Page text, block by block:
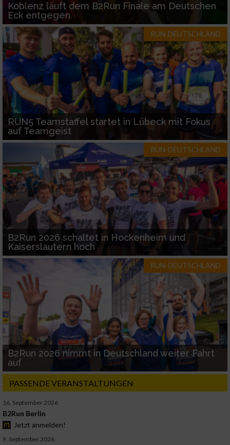
Koblenz läuft dem B2Run Finale am Deutschen
Eck entgegen
RUN-DEUTSCHLAND
RUN5 Teamstaffel startet in Lübeck mit Fokus
auf Teamgeist
RUN-DEUTSCHLAND
B2Run 2026 schaltet in Hockenheim und
Kaiserslautern hoch
RUN-DEUTSCHLAND
B2Run 2026 nimmt in Deutschland weiter Fahrt
auf
PASSENDE VERANSTALTUNGEN
16. September 2026
B2Run Berlin
Jetzt anmelden!
9. September 2026